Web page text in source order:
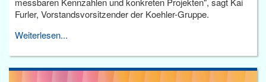
Furler, Vorstandsvorsitzender der Koehler-Gruppe.
Weiterlesen...